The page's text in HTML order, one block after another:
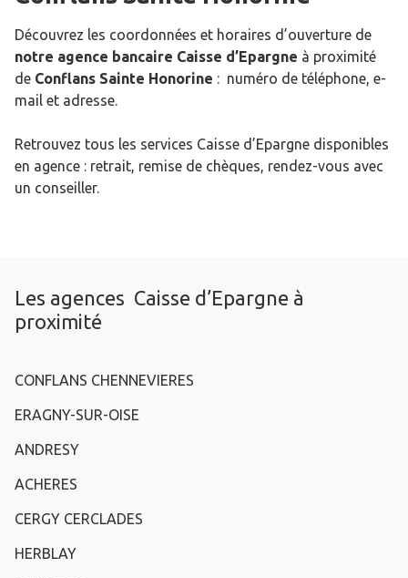
Découvrez les coordonnées et horaires d’ouverture de
notre agence bancaire Caisse d’Epargne à proximité
de Conflans Sainte Honorine : numéro de téléphone, e-
mail et adresse.
Retrouvez tous les services Caisse d’Epargne disponibles
en agence : retrait, remise de chèques, rendez-vous avec
un conseiller.
Les agences Caisse d’Epargne à
proximité
CONFLANS CHENNEVIERES
ERAGNY-SUR-OISE
ANDRESY
ACHERES
CERGY CERCLADES
HERBLAY